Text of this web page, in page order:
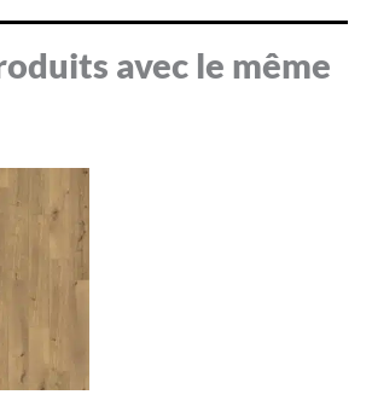
avec le même